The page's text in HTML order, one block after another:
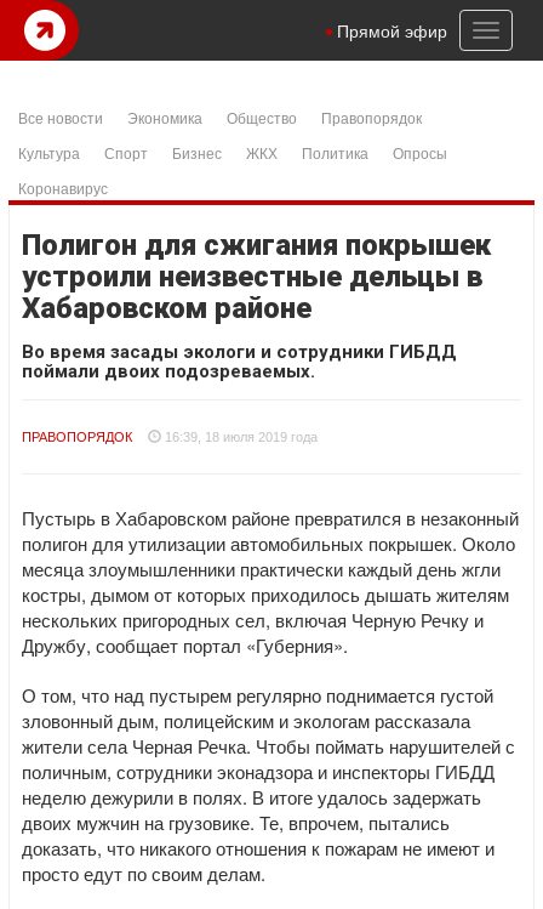
Toggle
Прямой эфир
Все новости Экономика Общество
Правопорядок
Культура
Спорт Бизнес ЖКХ Политика
Опросы
Коронавирус
Полигон для сжигания покрышек
устроили неизвестные дельцы в
Хабаровском районе
Во время засады экологи и сотрудники ГИБДД
поймали двоих подозреваемых.
ПРАВОПОРЯДОК 16:39, 18 июля 2019 года
Пустырь в Хабаровском районе превратился в незаконный
полигон для утилизации автомобильных покрышек. Около
месяца злоумышленники практически каждый день жгли
костры, дымом от которых приходилось дышать жителям
нескольких пригородных сел, включая Черную Речку и
Дружбу, сообщает портал «Губерния».
О том, что над пустырем регулярно поднимается густой
зловонный дым, полицейским и экологам рассказала
жители села Черная Речка. Чтобы поймать нарушителей с
поличным, сотрудники эконадзора и инспекторы ГИБДД
неделю дежурили в полях. В итоге удалось задержать
двоих мужчин на грузовике. Те, впрочем, пытались
доказать, что никакого отношения к пожарам не имеют и
просто едут по своим делам.